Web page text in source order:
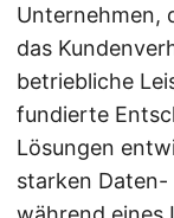
Unternehmen,
das
betriebliche
fundierte
Lösungen
starken